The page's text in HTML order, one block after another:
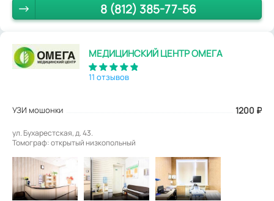
8 (812) 385-77-56
МЕДИЦИНСКИЙ ЦЕНТР ОМЕГА
11 отзывов
УЗИ мошонки 1200 ₽
ул. Бухарестская, д. 43.
Томограф: открытый низкопольный